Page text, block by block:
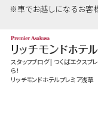
※車でお越しになるお
スタッフブログ | つくばエクス
ら！
リッチモンドホテルプレミア浅草